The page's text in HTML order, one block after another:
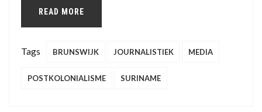
READ MORE
Tags BRUNSWIJK JOURNALISTIEK MEDIA
POSTKOLONIALISME SURINAME